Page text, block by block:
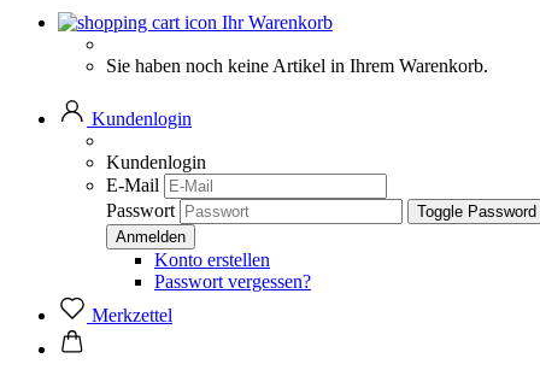
Ihr Warenkorb
Sie haben noch keine Artikel in Ihrem Warenkorb.
Kundenlogin
Kundenlogin
E-Mail
Passwort
Toggle
Konto erstellen
Passwort vergessen?
Merkzettel